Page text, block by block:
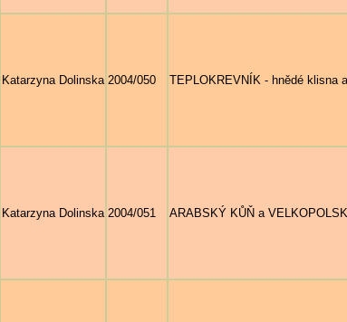
Katarzyna Dolinska 2004/050 TEPLOKREVNÍK - hnědé klisna
Katarzyna Dolinska 2004/051 ARABSKÝ KŮŇ a